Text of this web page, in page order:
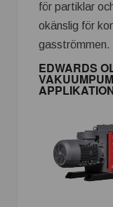
för partiklar
okänslig för
gasströmmen.
EDWARDS